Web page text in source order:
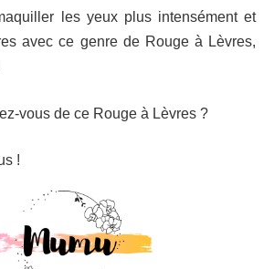
les yeux plus intensément et
avec ce genre de Rouge à Lèvres,
vous de ce Rouge à Lèvres ?
!